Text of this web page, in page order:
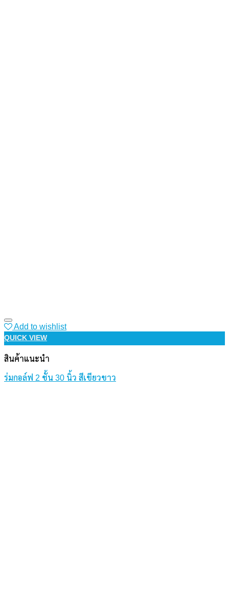
Add to wishlist
QUICK VIEW
สินค้าแนะนำ
ร่มกอล์ฟ 2 ชั้น 30 นิ้ว สีเขียวขาว